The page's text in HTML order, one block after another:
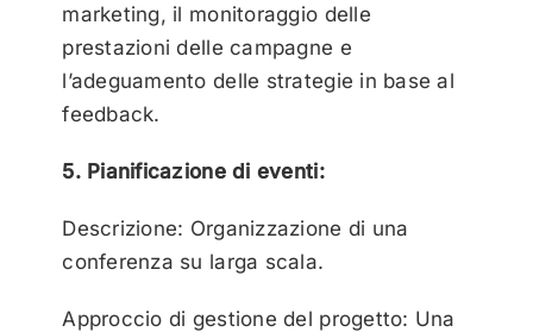
marketing, il monitoraggio delle
prestazioni delle campagne e
l’adeguamento delle strategie in base al
feedback.
5. Pianificazione di eventi:
Descrizione: Organizzazione di una
conferenza su larga scala.
Approccio di gestione del progetto: Una